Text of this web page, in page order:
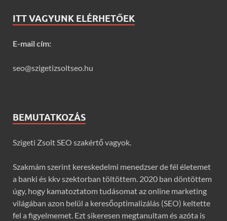
ITT VAGYUNK ELÉRHETŐEK
E-mail cím:
seo@szigetizsoltseo.hu
BEMUTATKOZÁS
Szigeti Zsolt SEO szakértő vagyok.
Szakmám szerint kereskedelmi menedzser de fél életemet
a banki és kkv szektorban töltöttem. 2020 ban döntöttem
úgy, hogy kamatoztatom tudásomat az online marketing
világában azon belül a keresőoptimalizálás (SEO) keltette
fel a figyelmemet. Ezt sikeresen megtanultam és azóta is